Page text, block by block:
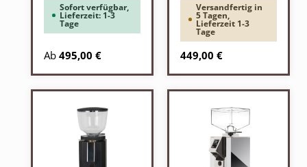
Sofort verfügbar,
Lieferzeit: 1-3
Tage
Regulärer Preis:
Ab 495,00 €
Versandfertig in
5 Tagen,
Lieferzeit 1-3
Tage
Regulärer Preis:
449,00 €